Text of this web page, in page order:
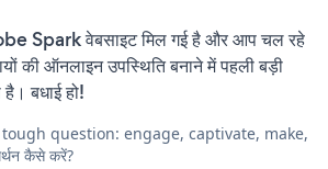
Spark वेबसाइट मिल गई है और आप चल रहे
की ऑनलाइन उपस्थिति बनाने में पहली बड़ी
बधाई हो!
tough question: engage, captivate, make,
कैसे करें?